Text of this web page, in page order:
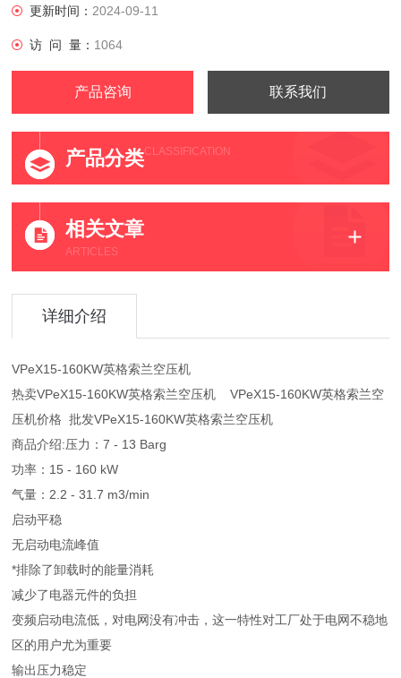
更新时间： 2024-09-11
访 问 量： 1064
产品咨询 联系我们
产品分类CLASSIFICATION
相关文章
ARTICLES
详细介绍
VPeX15-160KW英格索兰空压机
热卖VPeX15-160KW英格索兰空压机 VPeX15-160KW英格索兰空
压机价格 批发VPeX15-160KW英格索兰空压机
商品介绍:压力：7 - 13 Barg
功率：15 - 160 kW
气量：2.2 - 31.7 m3/min
启动平稳
无启动电流峰值
*排除了卸载时的能量消耗
减少了电器元件的负担
变频启动电流低，对电网没有冲击，这一特性对工厂处于电网不稳地
区的用户尤为重要
输出压力稳定